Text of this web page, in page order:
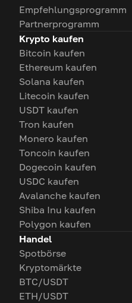
Empfehlungsprogramm
Partnerprogramm
Krypto kaufen
Bitcoin kaufen
Ethereum kaufen
Solana kaufen
Litecoin kaufen
USDT kaufen
Tron kaufen
Monero kaufen
Toncoin kaufen
Dogecoin kaufen
USDC kaufen
Avalanche kaufen
Shiba Inu kaufen
Polygon kaufen
Handel
Spotbörse
Kryptomärkte
BTC/USDT
ETH/USDT